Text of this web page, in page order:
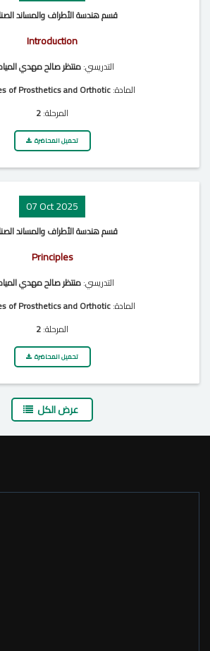
قسم هندسة الأطراف والمساند
Introduction
التدريسي:منتظر صالح مهدي
المادة:of Prosthetics and Orthotic
المرحلة:2
تحميل المحاضرة
07 Oct 2025
قسم هندسة الأطراف والمساند
Principles
التدريسي:منتظر صالح مهدي
المادة:of Prosthetics and Orthotic
المرحلة:2
تحميل المحاضرة